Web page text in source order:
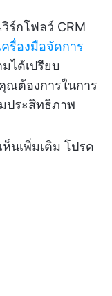
ร์กโฟลว์ CRM
ครื่องมือจัดการ
ได้เปรียบ
ณต้องการในการ
ประสิทธิภาพ
นเพิ่มเติม โปรด